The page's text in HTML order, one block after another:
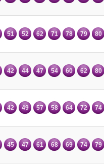
51 52 62 71 78 79 80
42 44 47 54 60 62 80
42 49 57 58 64 72 74
45 47 61 68 69 74 79